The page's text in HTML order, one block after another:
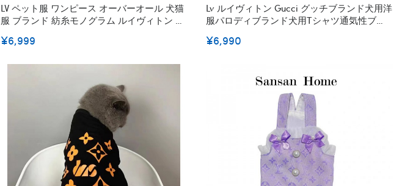
LV ペット服 ワンピース オーバーオール 犬猫
服 ブランド 紡糸モノグラム ルイヴィトン シ
気性抜群 小型/超小型犬/子犬 LV ブランド 愛
¥6,999
Lv ルイヴィトン Gucci グッチブランド犬用洋
服パロディブランド犬用tシャツ通気性ブラ
¥6,990